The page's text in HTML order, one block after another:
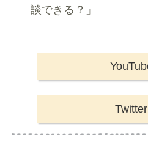
談できる？」